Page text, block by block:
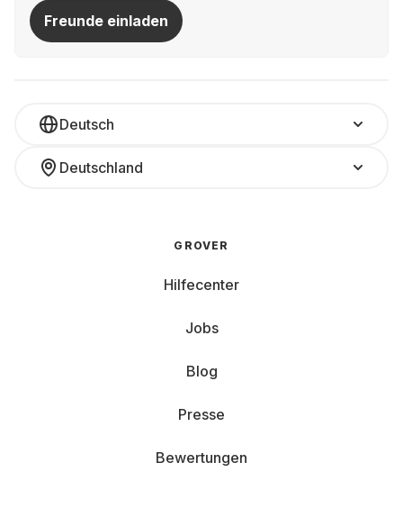
Freunde einladen
Deutsch
Deutschland
GROVER
Hilfecenter
Jobs
Blog
Presse
Bewertungen